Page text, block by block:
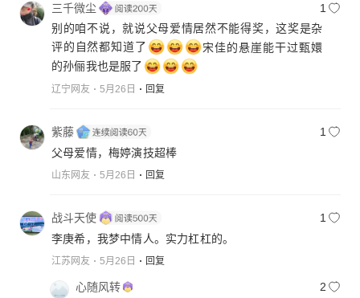
三千微尘
1
别的咱不说，就说父母爱情居然不能得奖，这奖是杂
评的自然都知道了
宋佳的悬崖能干过甄嬛
的孙俪我也是服了
辽宁网友 5月26日 回复
紫藤
1
父母爱情，梅婷演技超棒
山东网友 5月26日 回复
战斗天使
1
李庚希，我梦中情人。实力杠杠的。
江苏网友 5月26日 回复
心随风转
2